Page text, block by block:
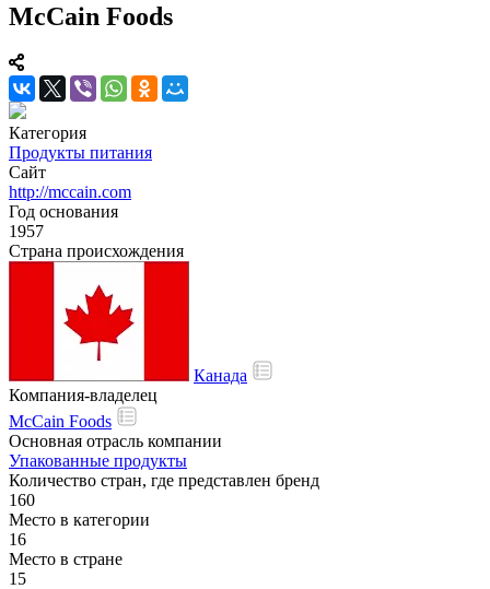
McCain Foods
Категория
Продукты питания
Сайт
http://mccain.com
Год основания
1957
Страна происхождения
Канада
Компания-владелец
McCain Foods
Основная отрасль компании
Упакованные продукты
Количество стран, где представлен бренд
160
Место в категории
16
Место в стране
15